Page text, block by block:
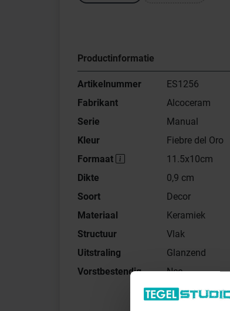
Productinformatie
Artikelnummer
ES1256
Fabrikant
Alcoceram
Serie
Manual
Kleur
Fiebre del Oro
Formaat
11.5x10cm
Dikte
0,9 cm
Soort
Decor
Materiaal
Keramiek
Structuur
Vlak
Uitstraling
Glanzend
Vorstbestendig
Nee